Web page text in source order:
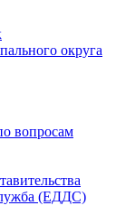
округа
вопросам
(ЕДДС)